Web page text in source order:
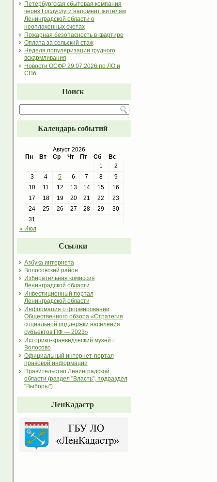
Петербургская сбытовая компания
через Гослуслуги напомнит жителям
Ленинградской области о
неоплаченных счетах
Пожарная безопасность в квартире
Оплата за сельский стаж
Неделя популяризации грудного
вскармливания
Новости ОСФР 29.07.2026 по ЛО и
СПб
Поиск
Календарь событий
Август 2026
Пн
Вт Ср Чт Пт Сб
Вс
1
2
3
4 5 6 7 8
9
10
11 12 13 14 15
16
17
18 19 20 21 22
23
24
25 26 27 28 29
30
31
« Июл
Ссылки
Азбука интернета
Волосовский район
Избирательная комиссия
Ленинградской области
Инвестиционный портал
Ленинградской области
Информация о формировании
Общественного обзора «Стратегия
социальной поддержки населения
субъектов ПФ — 2023»
Историко-краеведческий музей г.
Волосово
Официальный интернет-портал
правовой информации
Правительство Ленинградской
области (раздел "Власть", подраздел
"Выборы")
ЛенКадастр